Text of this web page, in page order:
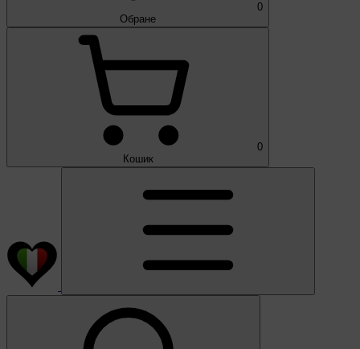
0
Обране
0
Кошик